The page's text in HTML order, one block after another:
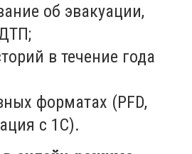
об эвакуации,
в течение года
форматах (PFD,
с 1С).